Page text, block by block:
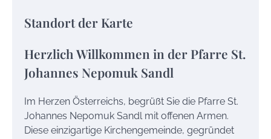
Standort der Karte
Herzlich Willkommen in der Pfarre St.
Johannes Nepomuk Sandl
Im Herzen Österreichs, begrüßt Sie die Pfarre St.
Johannes Nepomuk Sandl mit offenen Armen.
Diese einzigartige Kirchengemeinde, gegründet